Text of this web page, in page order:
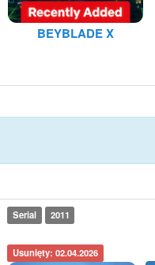
BEYBLADE X
Serial 2011
Usunięty: 02.04.2026